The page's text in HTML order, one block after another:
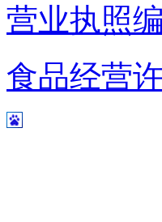
营业执照
食品经营